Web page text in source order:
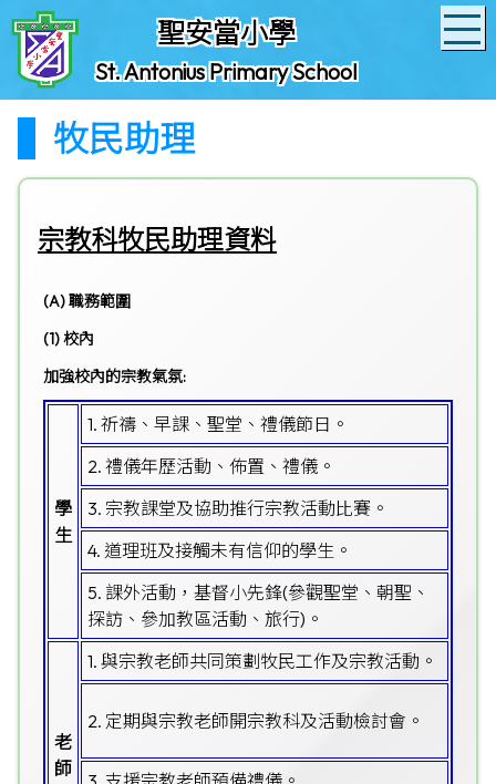
聖安當小學
St. Antonius Primary School
牧民助理
宗教科牧民助理資料
(A) 職務範圍
(1) 校內
加強校內的宗教氣氛:
學
生
1. 祈禱、早課、聖堂、禮儀節日。
2. 禮儀年歷活動、佈置、禮儀。
3. 宗教課堂及協助推行宗教活動比賽。
4. 道理班及接觸未有信仰的學生。
5. 課外活動，基督小先鋒(參觀聖堂、朝聖、
探訪、參加教區活動、旅行)。
老
師
1. 與宗教老師共同策劃牧民工作及宗教活動。
2. 定期與宗教老師開宗教科及活動檢討會。